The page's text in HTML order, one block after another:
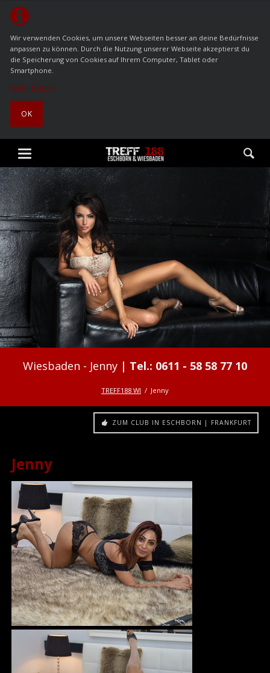
Wir verwenden Cookies, um unsere Webseiten besser an deine Bedürfnisse
anpassen zu können. Durch die Nutzung unserer Webseite akzeptierst du
die Speicherung von Cookies auf Ihrem Computer, Tablet oder
Smartphone.
Mehr Details
OK
Jenny
TREFF188 WI Jenny
ZUM CLUB IN ESCHBORN | FRANKFURT
Jenny